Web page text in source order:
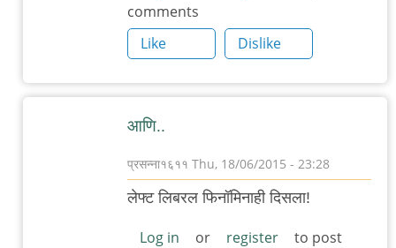
जरा
माझ्यासारख्या
अडाणी
by
comments
Like
Dislike
आणि..
प्रसन्ना१६११ Thu, 18/06/2015 - 23:28
In
लेफ्ट लिबरल फिनॉमिनाही दिसला!
Log in or register
to post